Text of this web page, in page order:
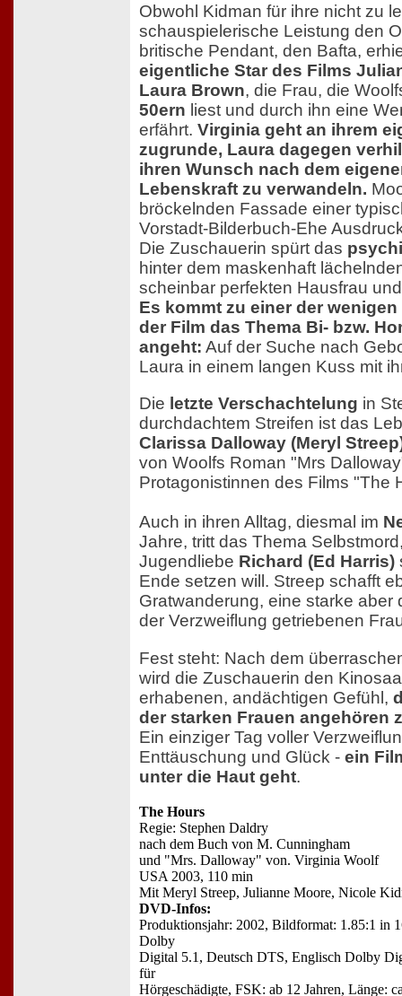
Obwohl Kidman für ihre nicht zu
schauspielerische Leistung den
britische Pendant, den Bafta,
eigentliche Star des Films
Laura Brown, die Frau, die
50ern liest und durch ihn eine
erfährt. Virginia geht an ihrem
zugrunde, Laura dagegen
ihren Wunsch nach dem
Lebenskraft zu verwandeln.
bröckelnden Fassade einer
Vorstadt-Bilderbuch-Ehe
Die Zuschauerin spürt das
hinter dem maskenhaft
scheinbar perfekten Hausfrau
Es kommt zu einer der
der Film das Thema Bi- bzw.
angeht: Auf der Suche nach
Laura in einem langen Kuss mit
Die letzte Verschachtelung in
durchdachtem Streifen ist das
Clarissa Dalloway (Meryl
von Woolfs Roman "Mrs
Protagonistinnen des Films "The
Auch in ihren Alltag, diesmal im
Jahre, tritt das Thema
Jugendliebe Richard (Ed Harris)
Ende setzen will. Streep schafft
Gratwanderung, eine starke aber
der Verzweiflung getriebenen
Fest steht: Nach dem
wird die Zuschauerin den
erhabenen, andächtigen Gefühl,
der starken Frauen angehören
Ein einziger Tag voller
Enttäuschung und Glück - ein
unter die Haut geht.
The Hours
Regie: Stephen Daldry
nach dem Buch von M. Cunningham
und "Mrs. Dalloway" von. Virginia Woolf
USA 2003, 110 min
Mit Meryl Streep, Julianne Moore, Nicole
DVD-Infos:
Produktionsjahr: 2002, Bildformat: 1.85:1 in
Dolby
Digital 5.1, Deutsch DTS, Englisch Dolby
für
Hörgeschädigte, FSK: ab 12 Jahren, Länge: